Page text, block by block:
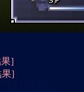
]
]